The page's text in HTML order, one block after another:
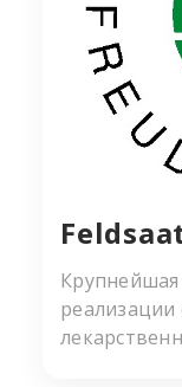
компанию